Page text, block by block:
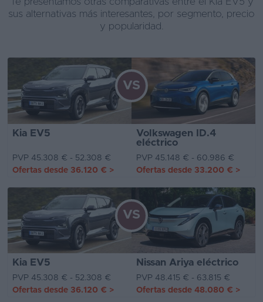
sus alternativas más interesantes, por segmento, precio
y popularidad.
Kia EV5
Volkswagen ID.4
eléctrico
VS
PVP 45.308 € - 52.308 €
PVP 45.148 € - 60.986 €
Ofertas desde 36.120 € > Ofertas desde 33.200 € >
Kia EV5 Nissan Ariya eléctrico
VS
PVP 45.308 € - 52.308 €
PVP 48.415 € - 63.815 €
Ofertas desde 36.120 € > Ofertas desde 48.080 € >